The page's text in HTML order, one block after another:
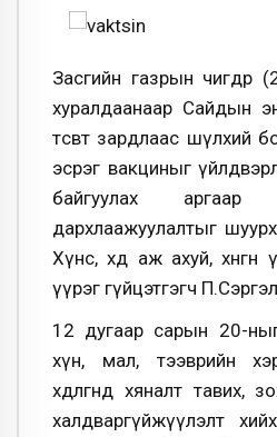
Засгийн газрын өчигдөр
хуралдаанаар Сайдын
төсөвт зардлаас шүлхий
эсрэг вакциныг
байгуулах
дархлаажуулалтыг
Хүнс, хөдөө аж ахуй,
үүрэг гүйцэтгэгч
12 дугаар сарын 20-
хүн, мал, тээврийн
хөдөлгөөнд хяналт тавих,
халдваргүйжүүлэлт